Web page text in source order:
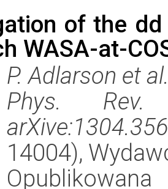
of the
WASA-at-
P. Adlarson et
Phys.
14004),
Opublikowana